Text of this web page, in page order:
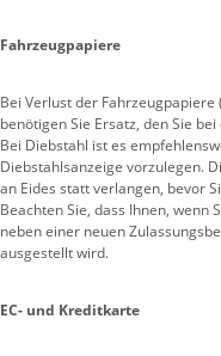
Fahrzeugpapiere
Bei Verlust der
benötigen Sie Ersatz, den Sie
Bei Diebstahl ist es
Diebstahlsanzeige vorzulegen.
an Eides statt verlangen, bevor
Beachten Sie, dass Ihnen, wenn
neben einer neuen
ausgestellt wird.
EC- und Kreditkarte